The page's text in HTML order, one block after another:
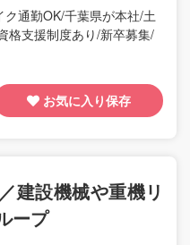
通勤OK/千葉県が本社/土
格支援制度あり/新卒募集/
お気に入り保存
建設機械や重機リ
ープ